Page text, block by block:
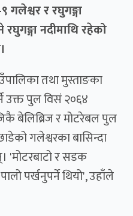
गलेश्वर र रघुगङ्गा
नदीमाथि रहेको
तथा मुस्ताङका
उक्त पुल विसं २०६४
बेलिब्रिज र मोटरेबल पुल
गलेश्वरका बासिन्दा
'मोटरबाटो र सडक
पर्खनुपर्ने थियो', उहाँले